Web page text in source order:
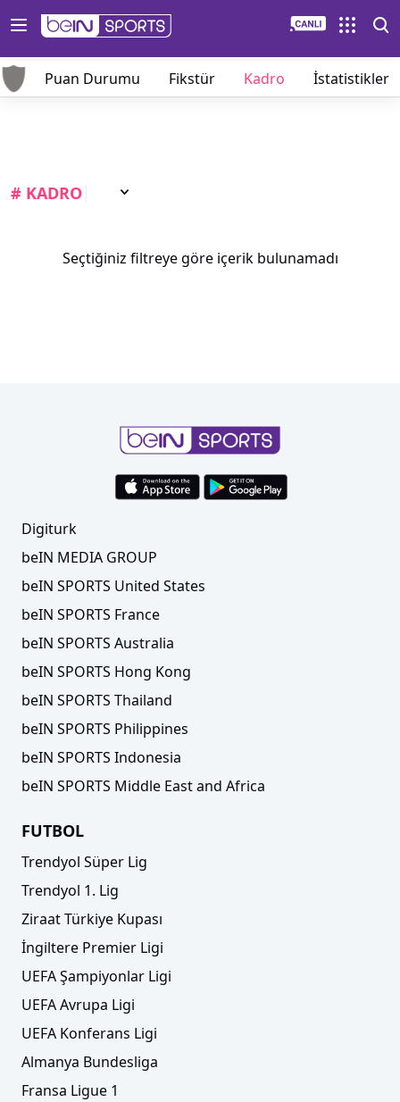
Puan Durumu Fikstür Kadro İstatistikler
# KADRO
Seçtiğiniz filtreye göre içerik bulunamadı
Digiturk
beIN MEDIA GROUP
beIN SPORTS United States
beIN SPORTS France
beIN SPORTS Australia
beIN SPORTS Hong Kong
beIN SPORTS Thailand
beIN SPORTS Philippines
beIN SPORTS Indonesia
beIN SPORTS Middle East and Africa
FUTBOL
Trendyol Süper Lig
Trendyol 1. Lig
Ziraat Türkiye Kupası
İngiltere Premier Ligi
UEFA Şampiyonlar Ligi
UEFA Avrupa Ligi
UEFA Konferans Ligi
Almanya Bundesliga
Fransa Ligue 1